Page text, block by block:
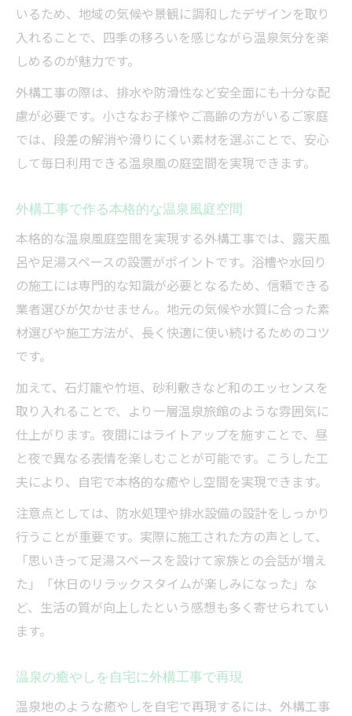
いるため、地域の気候や景観に調和したデザインを取り
入れることで、四季の移ろいを感じながら温泉気分を楽
しめるのが魅力です。
外構工事の際は、排水や防滑性など安全面にも十分な配
慮が必要です。小さなお子様やご高齢の方がいるご家庭
では、段差の解消や滑りにくい素材を選ぶことで、安心
して毎日利用できる温泉風の庭空間を実現できます。
外構工事で作る本格的な温泉風庭空間
本格的な温泉風庭空間を実現する外構工事では、露天風
呂や足湯スペースの設置がポイントです。浴槽や水回り
の施工には専門的な知識が必要となるため、信頼できる
業者選びが欠かせません。地元の気候や水質に合った素
材選びや施工方法が、長く快適に使い続けるためのコツ
です。
加えて、石灯籠や竹垣、砂利敷きなど和のエッセンスを
取り入れることで、より一層温泉旅館のような雰囲気に
仕上がります。夜間にはライトアップを施すことで、昼
と夜で異なる表情を楽しむことが可能です。こうした工
夫により、自宅で本格的な癒やし空間を実現できます。
注意点としては、防水処理や排水設備の設計をしっかり
行うことが重要です。実際に施工された方の声として、
「思いきって足湯スペースを設けて家族との会話が増え
た」「休日のリラックスタイムが楽しみになった」な
ど、生活の質が向上したという感想も多く寄せられてい
ます。
温泉の癒やしを自宅に外構工事で再現
温泉地のような癒やしを自宅で再現するには、外構工事